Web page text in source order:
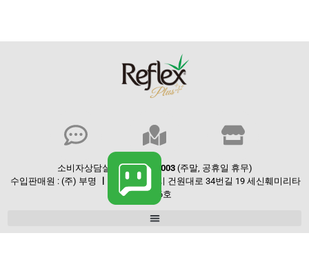
소비자상담실 : 080-553- 8003 (주말, 공휴일 휴무)
수입판매원 : (주) 부명
경기도 구리시 건원대로 34번길 19 세신훼미리타
운 306호